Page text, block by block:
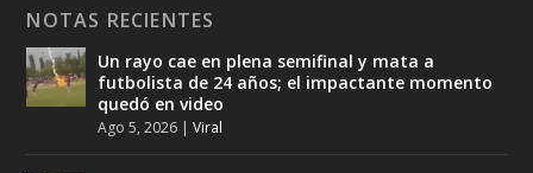
NOTAS RECIENTES
Un rayo cae en plena semifinal y mata a
futbolista de 24 años; el impactante momento
quedó en video
Ago 5, 2026 |Viral